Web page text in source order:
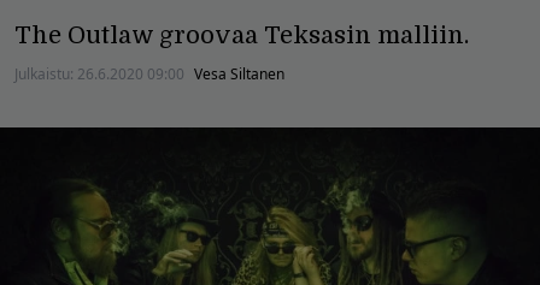
The Outlaw groovaa Teksasin malliin.
Julkaistu: 26.6.2020 09:00 Vesa Siltanen